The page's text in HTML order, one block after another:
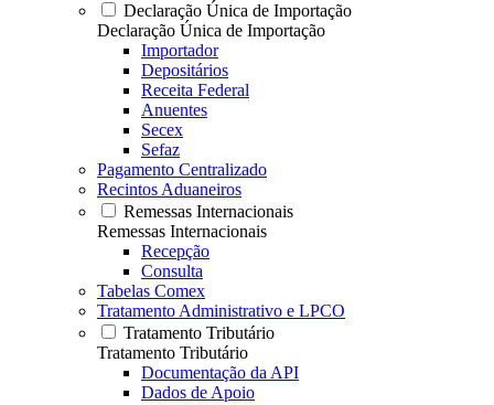
Declaração Única de Importação
Declaração Única de Importação
Importador
Depositários
Receita Federal
Anuentes
Secex
Sefaz
Pagamento Centralizado
Recintos Aduaneiros
Remessas Internacionais
Remessas Internacionais
Recepção
Consulta
Tabelas Comex
Tratamento Administrativo e LPCO
Tratamento Tributário
Tratamento Tributário
Documentação da API
Dados de Apoio